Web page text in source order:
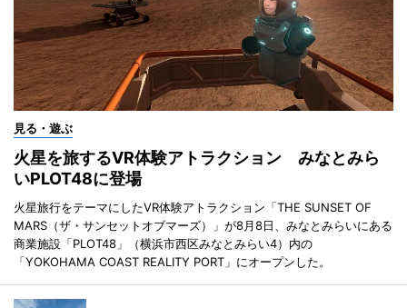
見る・遊ぶ
火星を旅するVR体験アトラクション みなとみら
いPLOT48に登場
火星旅行をテーマにしたVR体験アトラクション「THE SUNSET OF
MARS（ザ・サンセットオブマーズ）」が8月8日、みなとみらいにある
商業施設「PLOT48」（横浜市西区みなとみらい4）内の
「YOKOHAMA COAST REALITY PORT」にオープンした。